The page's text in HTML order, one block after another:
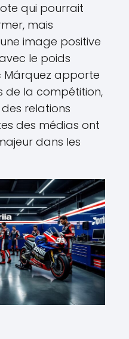
qui pourrait
mais
image positive
le poids
Márquez apporte
de la compétition,
relations
des médias ont
dans les